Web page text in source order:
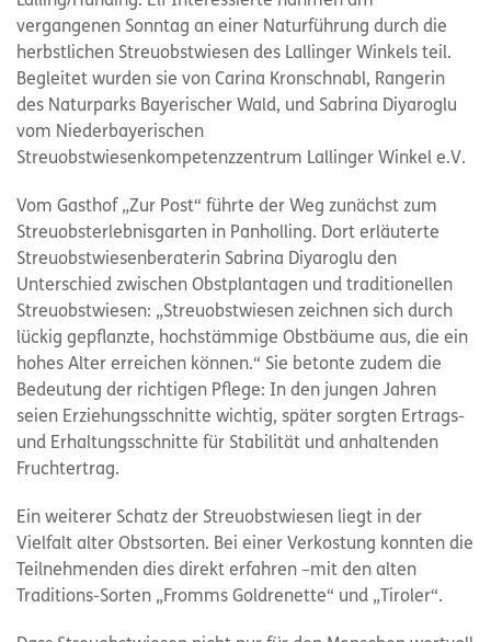
vergangenen Sonntag an einer Naturführung durch die
herbstlichen Streuobstwiesen des Lallinger Winkels teil.
Begleitet wurden sie von Carina Kronschnabl, Rangerin
des Naturparks Bayerischer Wald, und Sabrina Diyaroglu
vom Niederbayerischen
Streuobstwiesenkompetenzzentrum Lallinger Winkel e.V.
Vom Gasthof „Zur Post“ führte der Weg zunächst zum
Streuobsterlebnisgarten in Panholling. Dort erläuterte
Streuobstwiesenberaterin Sabrina Diyaroglu den
Unterschied zwischen Obstplantagen und traditionellen
Streuobstwiesen: „Streuobstwiesen zeichnen sich durch
lückig gepflanzte, hochstämmige Obstbäume aus, die ein
hohes Alter erreichen können.“ Sie betonte zudem die
Bedeutung der richtigen Pflege: In den jungen Jahren
seien Erziehungsschnitte wichtig, später sorgten Ertrags-
und Erhaltungsschnitte für Stabilität und anhaltenden
Fruchtertrag.
Ein weiterer Schatz der Streuobstwiesen liegt in der
Vielfalt alter Obstsorten. Bei einer Verkostung konnten die
Teilnehmenden dies direkt erfahren –mit den alten
Traditions-Sorten „Fromms Goldrenette“ und „Tiroler“.